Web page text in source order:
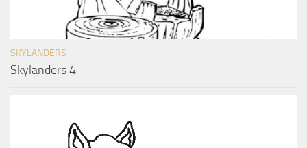
SKYLANDERS
Skylanders 4